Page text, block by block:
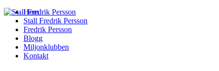
Hem
Stall Fredrik Persson
Fredrik Persson
Blogg
Miljonklubben
Kontakt